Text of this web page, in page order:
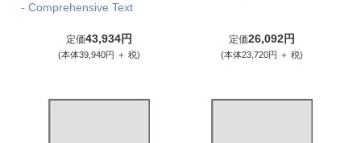
- Comprehensive Text
定価43,934円
(本体39,940円 ＋ 税)
定価26,092円
(本体23,720円 ＋ 税)